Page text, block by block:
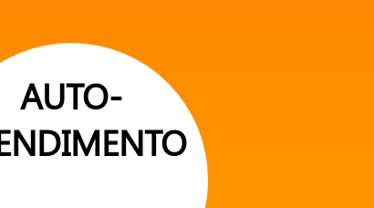
AUTO-